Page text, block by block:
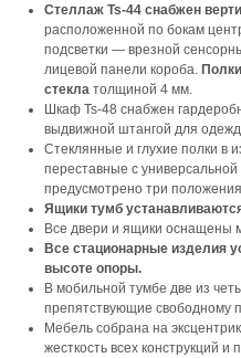
Стеллаж Ts-44 снабжен
расположенной по бокам
подсветки — врезной
лицевой панели короба.
стекла толщиной 4 мм.
Шкаф Ts-48 снабжен
выдвижной штангой для
Стеклянные и глухие полки в
переставные с
предусмотрено три
Ящики тумб
Все двери и ящики оснащены
Все стационарные изделия
высоте опоры.
В мобильной тумбе две из
препятствующие
Мебель собрана на
жесткость всех конструкций